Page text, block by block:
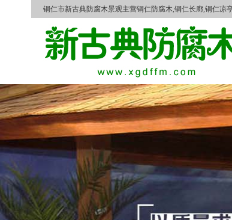
铜仁市新古典防腐木景观主营铜仁防腐木,铜仁长廊,铜仁凉